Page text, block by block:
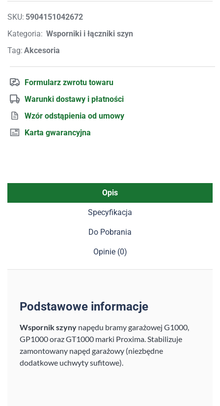
SKU: 5904151042672
Kategoria: Wsporniki i łączniki szyn
Tag: Akcesoria
Formularz zwrotu towaru
Warunki dostawy i płatności
Wzór odstąpienia od umowy
Karta gwarancyjna
Opis
Specyfikacja
Do Pobrania
Opinie (0)
Podstawowe informacje
Wspornik szyny napędu bramy garażowej G1000,
GP1000 oraz GT1000 marki Proxima. Stabilizuje
zamontowany napęd garażowy (niezbędne
dodatkowe uchwyty sufitowe).